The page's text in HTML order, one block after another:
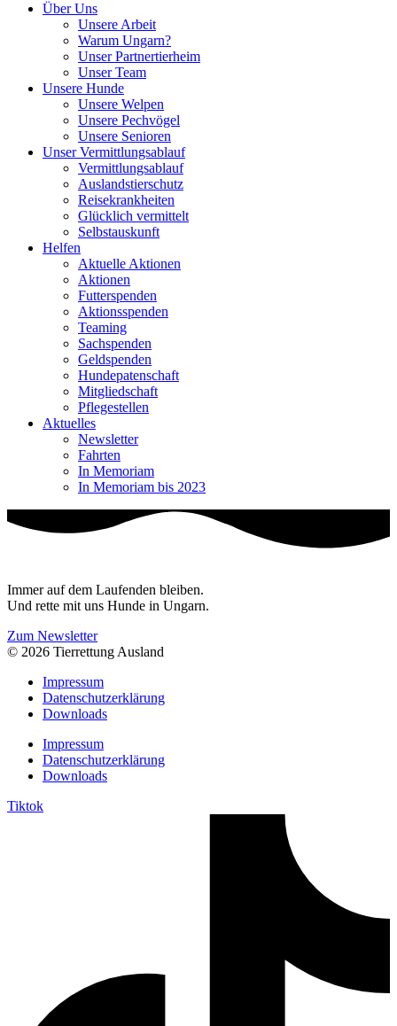
Über Uns
Unsere Arbeit
Warum Ungarn?
Unser Partnertierheim
Unser Team
Unsere Hunde
Unsere Welpen
Unsere Pechvögel
Unsere Senioren
Unser Vermittlungsablauf
Vermittlungsablauf
Auslandstierschutz
Reisekrankheiten
Glücklich vermittelt
Selbstauskunft
Helfen
Aktuelle Aktionen
Aktionen
Futterspenden
Aktionsspenden
Teaming
Sachspenden
Geldspenden
Hundepatenschaft
Mitgliedschaft
Pflegestellen
Aktuelles
Newsletter
Fahrten
In Memoriam
In Memoriam bis 2023
Immer auf dem Laufenden bleiben.
Und rette mit uns Hunde in Ungarn.
Zum Newsletter
© 2026 Tierrettung Ausland
Impressum
Datenschutzerklärung
Downloads
Impressum
Datenschutzerklärung
Downloads
Tiktok